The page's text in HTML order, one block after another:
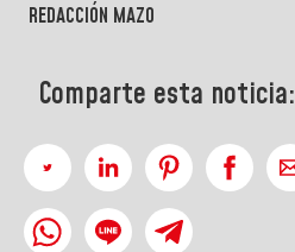
REDACCIÓN MAZO
Comparte esta noticia: